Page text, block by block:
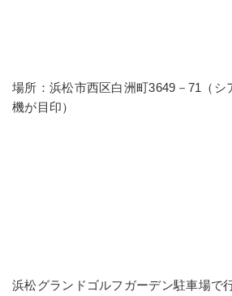
場所：浜松市西区白洲町3649－71（シ
機が目印）
浜松グランドゴルフガーデン駐車場で